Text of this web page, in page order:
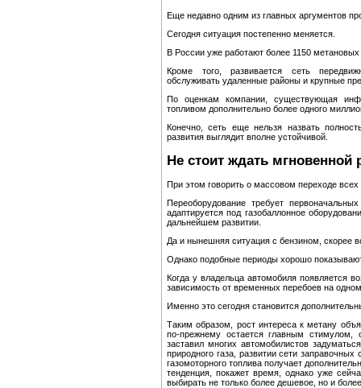
Еще недавно одним из главных аргументов
Сегодня ситуация постепенно меняется.
В России уже работают более 1150
Кроме того, развивается сеть
обслуживать удаленные районы и крупные
По оценкам компании, существующая
топливом дополнительно более одного
Конечно, сеть еще нельзя назвать
развития выглядит вполне устойчивой.
Не стоит ждать мгновенной
При этом говорить о массовом переходе
Переоборудование требует
адаптируется под газобаллонное
дальнейшем развитии.
Да и нынешняя ситуация с бензином, скорее
Однако подобные периоды хорошо
Когда у владельца автомобиля появляется
зависимость от временных перебоев на
Именно это сегодня становится
Таким образом, рост интереса к метану
по-прежнему остается главным стимулом,
заставил многих автомобилистов
природного газа, развитии сети
газомоторного топлива получает
тенденция, покажет время, однако уже
выбирать не только более дешевое, но и